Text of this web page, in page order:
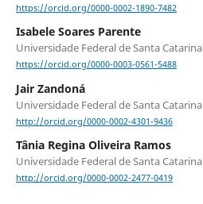
https://orcid.org/0000-0002-1890-7482
Isabele Soares Parente
Universidade Federal de Santa Catarina
https://orcid.org/0000-0003-0561-5488
Jair Zandoná
Universidade Federal de Santa Catarina
http://orcid.org/0000-0002-4301-9436
Tânia Regina Oliveira Ramos
Universidade Federal de Santa Catarina
http://orcid.org/0000-0002-2477-0419